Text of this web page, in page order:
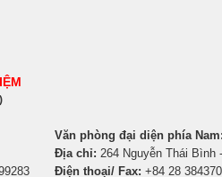
Văn phòng đại diện phía Nam:
Địa chỉ: 264 Nguyễn Thái Bình
Điện thoại/ Fax: +84 28